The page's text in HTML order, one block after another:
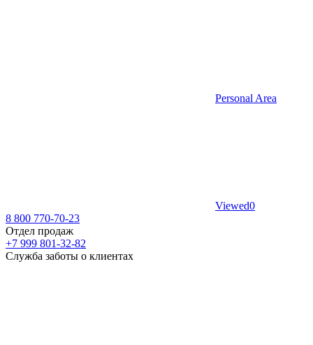
Personal Area
Viewed0
8 800 770-70-23
Отдел продаж
+7 999 801-32-82
Служба заботы о клиентах